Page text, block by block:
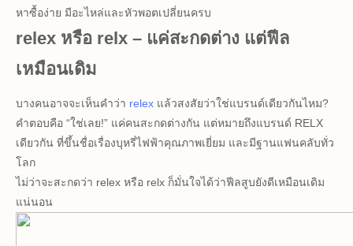
หาซื้อง่าย มีอะไหล่และหัวพอตเปลี่ยนครบ
relex หรือ relx – แค่สะกดต่าง แต่ฟีล
เหมือนเดิม
บางคนอาจจะเห็นคำว่า relex แล้วสงสัยว่าใช่แบรนด์เดียวกันไหม?
คำตอบคือ “ใช่เลย!” แค่คนสะกดต่างกัน แต่หมายถึงแบรนด์ RELX
เดียวกัน ที่ขึ้นชื่อเรื่องบุหรี่ไฟฟ้าคุณภาพเยี่ยม และมีฐานแฟนคลับทั่ว
โลก
ไม่ว่าจะสะกดว่า relex หรือ relx ก็มั่นใจได้ว่าฟีลสูบยังดีเหมือนเดิม
แน่นอน